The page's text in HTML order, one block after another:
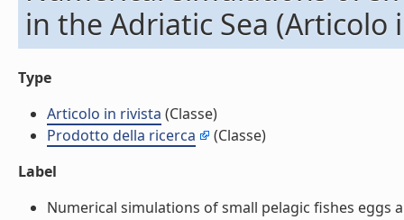
in the Adriatic Sea (Articolo
Type
Articolo in rivista (Classe)
Prodotto della ricerca
(Classe)
Label
Numerical simulations of small pelagic fishes eggs